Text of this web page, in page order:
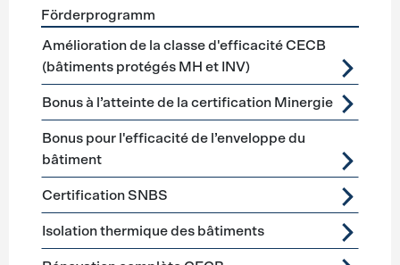
Förderprogramme Gebäudehülle Sanierung
Förderprogramm
Amélioration de la classe d'efficacité CECB
(bâtiments protégés MH et INV)
Bonus à l’atteinte de la certification Minergie
Bonus pour l'efficacité de l’enveloppe du
bâtiment
Certification SNBS
Isolation thermique des bâtiments